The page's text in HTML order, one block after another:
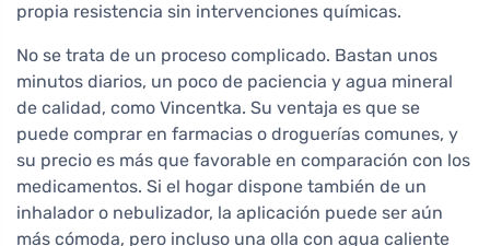
propia resistencia sin intervenciones químicas.
No se trata de un proceso complicado. Bastan unos
minutos diarios, un poco de paciencia y agua mineral
de calidad, como Vincentka. Su ventaja es que se
puede comprar en farmacias o droguerías comunes, y
su precio es más que favorable en comparación con los
medicamentos. Si el hogar dispone también de un
inhalador o nebulizador, la aplicación puede ser aún
más cómoda, pero incluso una olla con agua caliente